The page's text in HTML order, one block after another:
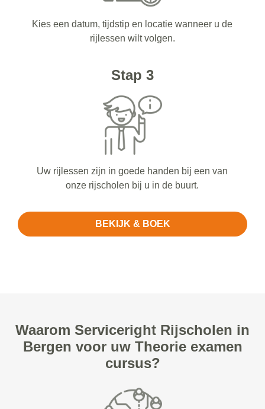
Kies een datum, tijdstip en locatie wanneer u de
rijlessen wilt volgen.
Stap 3
Uw rijlessen zijn in goede handen bij een van
onze rijscholen bij u in de buurt.
BEKIJK & BOEK
Waarom Serviceright Rijscholen in
Bergen voor uw Theorie examen
cursus?